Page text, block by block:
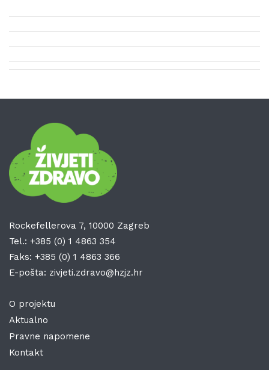
Rockefellerova 7, 10000 Zagreb
Tel.: +385 (0) 1 4863 354
Faks: +385 (0) 1 4863 366
E-pošta: zivjeti.zdravo@hzjz.hr
O projektu
Aktualno
Pravne napomene
Kontakt